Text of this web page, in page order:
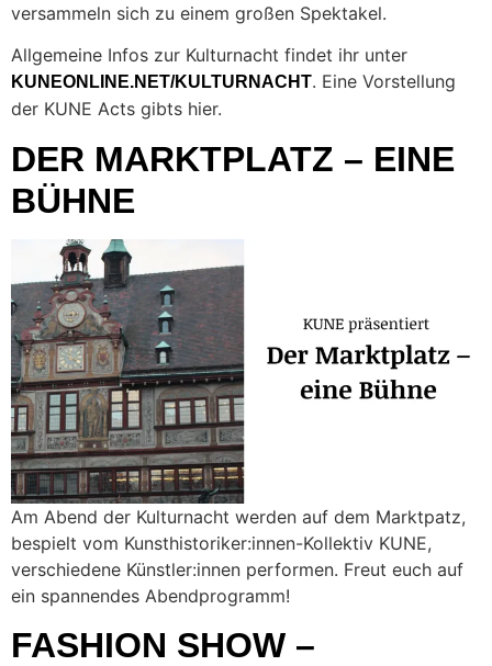
versammeln sich zu einem großen Spektakel.
Allgemeine Infos zur Kulturnacht findet ihr unter
KUNEONLINE.NET/KULTURNACHT. Eine Vorstellung
der KUNE Acts gibts hier.
DER MARKTPLATZ – EINE
BÜHNE
Am Abend der Kulturnacht werden auf dem Marktpatz,
bespielt vom Kunsthistoriker:innen-Kollektiv KUNE,
verschiedene Künstler:innen performen. Freut euch auf
ein spannendes Abendprogramm!
FASHION SHOW –